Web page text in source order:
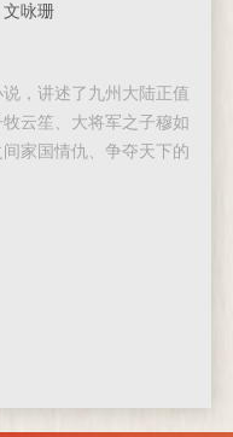
文咏珊
，讲述了九州大陆正值
云笙、大将军之子穆如
家国情仇、争夺天下的